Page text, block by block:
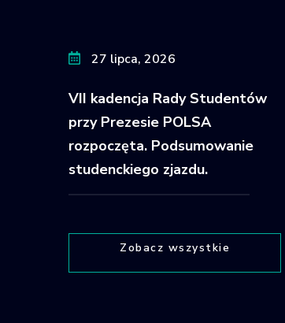
27 lipca, 2026
VII kadencja Rady Studentów
przy Prezesie POLSA
rozpoczęta. Podsumowanie
studenckiego zjazdu.
Zobacz wszystkie